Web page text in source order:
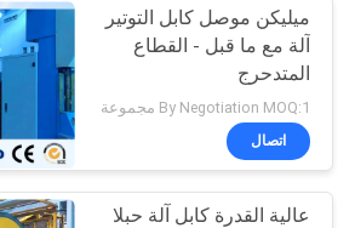
آلة اختبار
29
ميليكن موصل كابل التوتير
آلة مع ما قبل - القطاع
المتدحرج
By Negotiation MOQ:1 مجموعة
اتصال
عالية القدرة كابل آلة حبلا